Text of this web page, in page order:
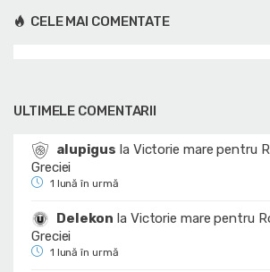
CELE MAI COMENTATE
ULTIMELE COMENTARII
alupigus la Victorie mare pentru
Greciei
1 lună în urmă
Delekon la Victorie mare pentru
Greciei
1 lună în urmă